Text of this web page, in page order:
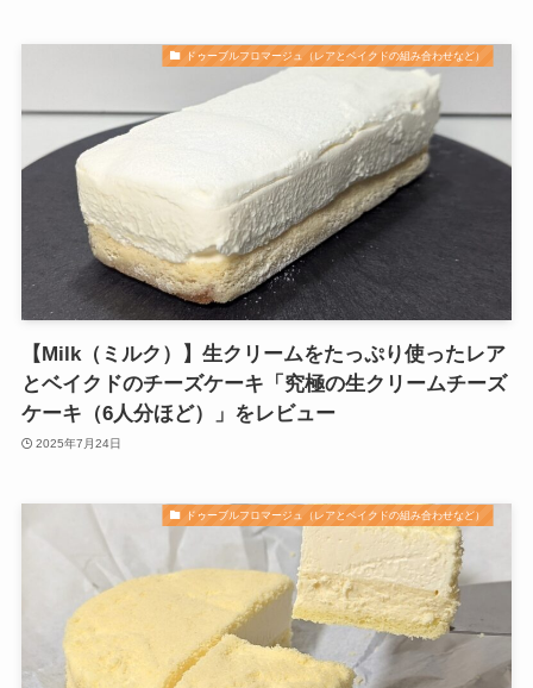
ドゥーブルフロマージュ（レアとベイクドの組み合わせなど）
【Milk（ミルク）】生クリームをたっぷり使ったレア
とベイクドのチーズケーキ「究極の生クリームチーズ
ケーキ（6人分ほど）」をレビュー
2025年7月24日
ドゥーブルフロマージュ（レアとベイクドの組み合わせなど）